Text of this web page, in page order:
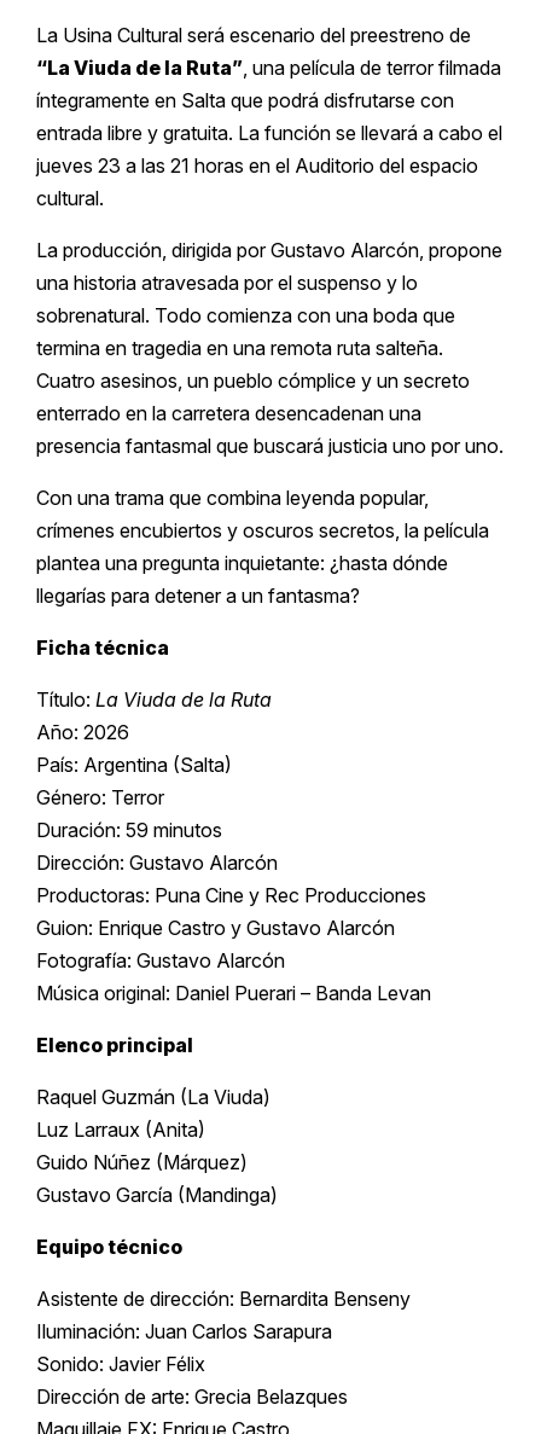
La Usina Cultural será escenario del preestreno de
“La Viuda de la Ruta” , una película de terror filmada
íntegramente en Salta que podrá disfrutarse con
entrada libre y gratuita. La función se llevará a cabo el
jueves 23 a las 21 horas en el Auditorio del espacio
cultural.
La producción, dirigida por Gustavo Alarcón, propone
una historia atravesada por el suspenso y lo
sobrenatural. Todo comienza con una boda que
termina en tragedia en una remota ruta salteña.
Cuatro asesinos, un pueblo cómplice y un secreto
enterrado en la carretera desencadenan una
presencia fantasmal que buscará justicia uno por uno.
Con una trama que combina leyenda popular,
crímenes encubiertos y oscuros secretos, la película
plantea una pregunta inquietante: ¿hasta dónde
llegarías para detener a un fantasma?
Ficha técnica
Título: La Viuda de la Ruta
Año: 2026
País: Argentina (Salta)
Género: Terror
Duración: 59 minutos
Dirección: Gustavo Alarcón
Productoras: Puna Cine y Rec Producciones
Guion: Enrique Castro y Gustavo Alarcón
Fotografía: Gustavo Alarcón
Música original: Daniel Puerari – Banda Levan
Elenco principal
Raquel Guzmán (La Viuda)
Luz Larraux (Anita)
Guido Núñez (Márquez)
Gustavo García (Mandinga)
Equipo técnico
Asistente de dirección: Bernardita Benseny
Iluminación: Juan Carlos Sarapura
Sonido: Javier Félix
Dirección de arte: Grecia Belazques
Maquillaje FX: Enrique Castro